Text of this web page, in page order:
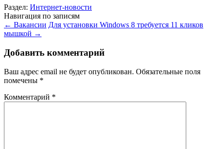
Раздел: Интернет-новости
Навигация по записям
← Вакансии Для установки Windows 8 требуется 11 кликов
мышкой →
Добавить комментарий
Ваш адрес email не будет опубликован. Обязательные поля
помечены *
Комментарий *